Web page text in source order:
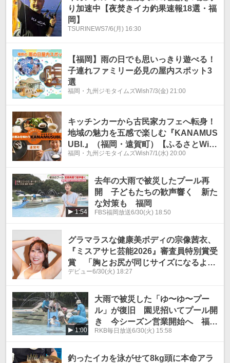
り加速中【夜焚きイカ釣果速報18選・福
岡】
TSURINEWS7/6(月) 16:30
【福岡】雨の日でも思いっきり遊べる！
子連れファミリー必見の屋内スポット3
選
福岡・九州ジモタイムズWish7/3(金) 21:00
キッチンカーから古民家カフェへ転身！
地域の魅力を五感で楽しむ『KANAMUS
UBI.』（福岡・遠賀町）【ふるさとWis
h】
福岡・九州ジモタイムズWish7/1(水) 20:00
1:54
去年の大雨で被災したプール再
開 子どもたちの歓声響く 新た
な対策も 福岡
FBS福岡放送6/30(火) 18:50
グラマラスな健康美ボディの宗像茜衣、
『ミスアサヒ芸能2026』審査員特別賞受
賞 「胸とお尻が同じサイズになるよう
にキープしてます」
デビュー6/30(火) 18:27
1:00
大雨で被災した「ゆ〜ゆ〜プー
ル」が復旧 園児招いてプール開
き 今シーズン営業開始へ 福岡
県宗像市
RKB毎日放送6/30(火) 15:58
釣ったイカを泳がせて8kg頭に本命アラ